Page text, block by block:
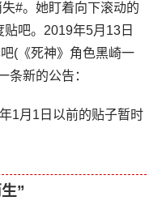
#。她盯着向下滚动的
吧。2019年5月13日
(《死神》角色黑崎一
条新的公告：
1月1日以前的贴子暂时
”